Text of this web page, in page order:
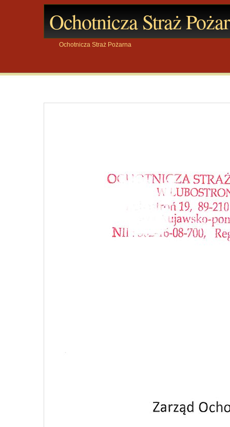
Ochotnicza Straż
Ochotnicza Straż Pożarna